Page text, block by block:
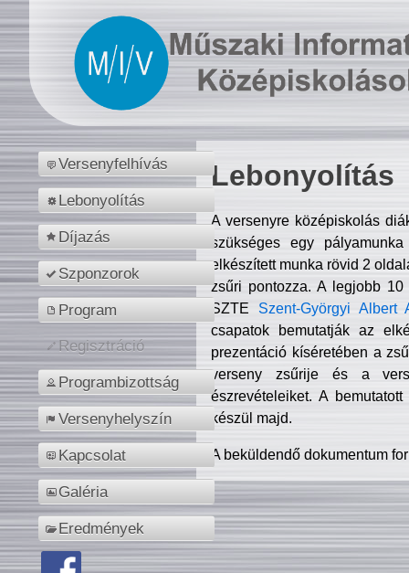
Versenyfelhívás
Lebonyolítás
Díjazás
Szponzorok
Program
Regisztráció
Programbizottság
Versenyhelyszín
Kapcsolat
Galéria
Eredmények
Lebonyolítás
A versenyre középiskolás
szükséges egy
elkészített munka rövid 2
zsűri pontozza. A legjobb
SZTE Szent-Györgyi Albert
csapatok bemutatják az
prezentáció kíséretében a
verseny zsűrije és a
észrevételeiket. A
készül majd.
A beküldendő dokumentum